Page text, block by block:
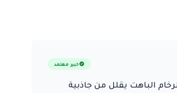
خبير معتمد
الباهت يقلل من جاذبية